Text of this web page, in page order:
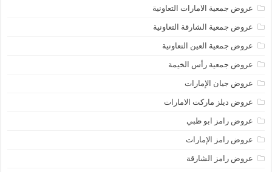
عروض جمعية الامارات التعاونية
عروض جمعية الشارقة التعاونية
عروض جمعية العين التعاونية
عروض جمعية رأس الخيمة
عروض جيان الإمارات
عروض ديلز ماركت الامارات
عروض رامز ابو ظبي
عروض رامز الإمارات
عروض رامز الشارقة